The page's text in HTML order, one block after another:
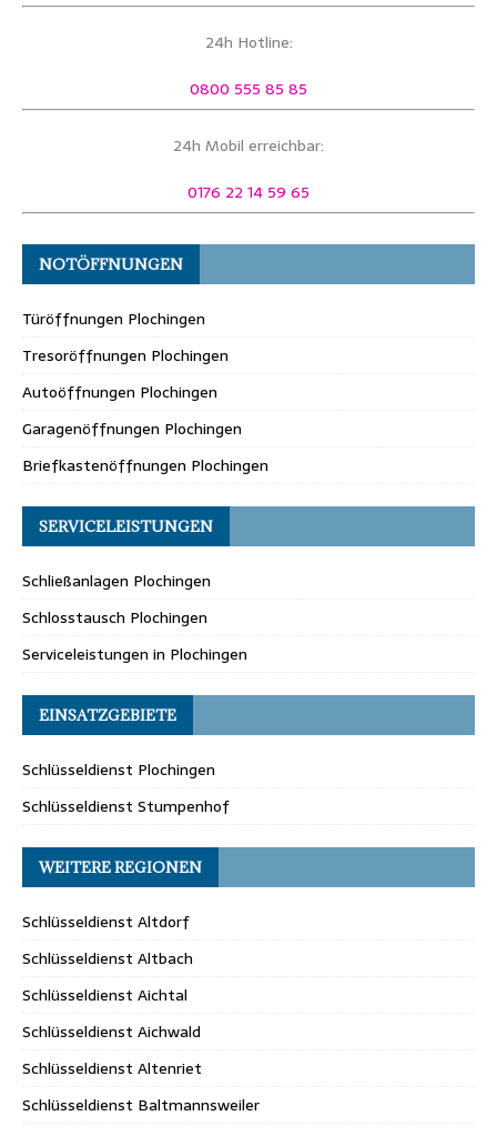
24h Hotline:
0800 555 85 85
24h Mobil erreichbar:
0176 22 14 59 65
NOTÖFFNUNGEN
Türöffnungen Plochingen
Tresoröffnungen Plochingen
Autoöffnungen Plochingen
Garagenöffnungen Plochingen
Briefkastenöffnungen Plochingen
SERVICELEISTUNGEN
Schließanlagen Plochingen
Schlosstausch Plochingen
Serviceleistungen in Plochingen
EINSATZGEBIETE
Schlüsseldienst Plochingen
Schlüsseldienst Stumpenhof
WEITERE REGIONEN
Schlüsseldienst Altdorf
Schlüsseldienst Altbach
Schlüsseldienst Aichtal
Schlüsseldienst Aichwald
Schlüsseldienst Altenriet
Schlüsseldienst Baltmannsweiler